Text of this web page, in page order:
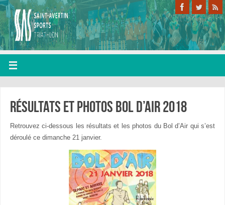
Résultats et photos bol d’air 2018
Retrouvez ci-dessous les résultats et les photos du Bol d’Air qui s’est
déroulé ce dimanche 21 janvier.